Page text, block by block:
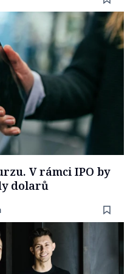
V rámci IPO by
dolarů